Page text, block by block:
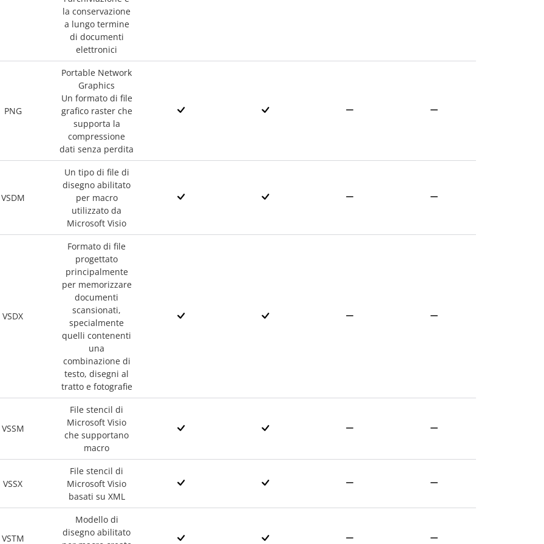
la conservazione
a lungo termine
di documenti
elettronici
PNG
Portable Network
Graphics
Un formato di file
grafico raster che
supporta la
compressione
dati senza perdita
VSDM
Un tipo di file di
disegno abilitato
per macro
utilizzato da
Microsoft Visio
VSDX
Formato di file
progettato
principalmente
per memorizzare
documenti
scansionati,
specialmente
quelli contenenti
una
combinazione di
testo, disegni al
tratto e fotografie
VSSM
File stencil di
Microsoft Visio
che supportano
macro
VSSX
File stencil di
Microsoft Visio
basati su XML
VSTM
Modello di
disegno abilitato